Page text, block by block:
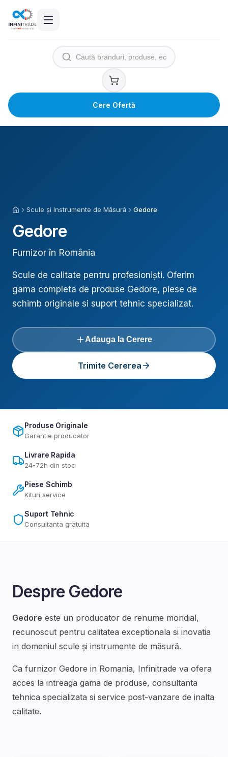
Cere Ofertă
AcasăScule și Instrumente de Măsură Gedore
Gedore
Furnizor în România
Scule de calitate pentru profesioniști. Oferim
gama completa de produse Gedore, piese de
schimb originale si suport tehnic specializat.
Adauga la Cerere
Trimite Cererea
Produse Originale
Garantie producator
Livrare Rapida
24-72h din stoc
Piese Schimb
Kituri service
Suport Tehnic
Consultanta gratuita
Despre Gedore
Gedore este un producator de renume mondial,
recunoscut pentru calitatea exceptionala si inovatia
in domeniul scule și instrumente de măsură.
Ca furnizor Gedore in Romania, Infinitrade va ofera
acces la intreaga gama de produse, consultanta
tehnica specializata si service post-vanzare de inalta
calitate.